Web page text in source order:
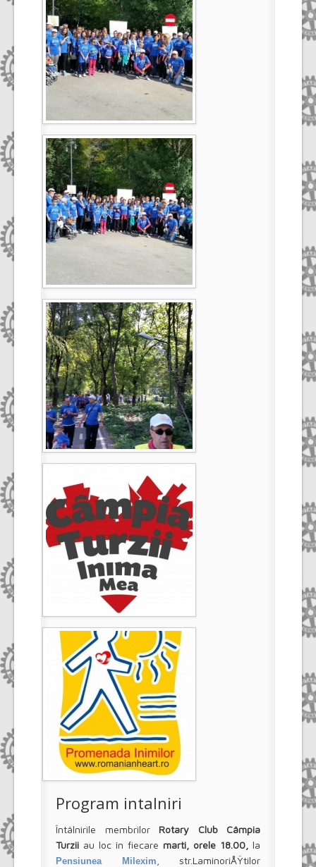
Program intalniri
Întâlnirile membrilor Rotary Club Câmpia
Turzii au loc în fiecare marti, orele 18.00, la
Pensiunea Milexim , str.LaminoriÅŸtilor